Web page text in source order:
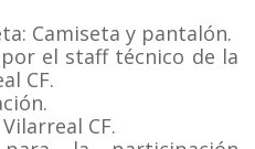
Camiseta y pantalón.
el staff técnico de la
CF.
CF.